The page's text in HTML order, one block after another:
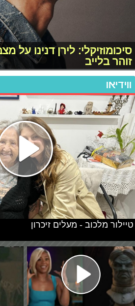
סיכומוזיקלי: לירן דנינו על
זוהר בלייב
ווידיאו
טיילור מלכוב - מעלים זיכרון